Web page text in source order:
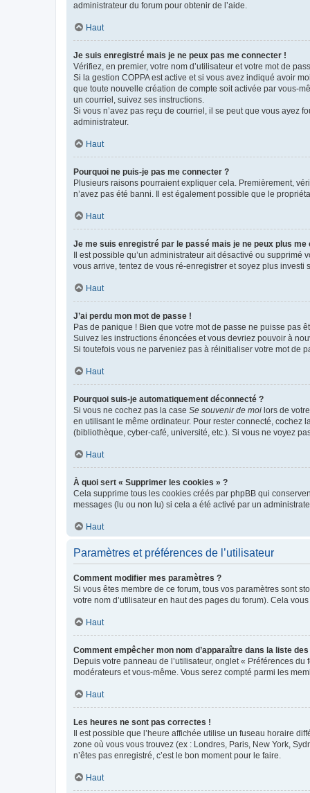
administrateur du forum pour obtenir de l’aide.
Haut
Je suis enregistré mais je ne peux pas me connecter !
Vérifiez, en premier, votre nom d’utilisateur et votre mot de
Si la gestion COPPA est active et si vous avez indiqué avoir
que toute nouvelle création de compte soit activée par vous-
un courriel, suivez ses instructions.
Si vous n’avez pas reçu de courriel, il se peut que vous ayez
administrateur.
Haut
Pourquoi ne puis-je pas me connecter ?
Plusieurs raisons pourraient expliquer cela. Premièrement,
n’avez pas été banni. Il est également possible que le
Haut
Je me suis enregistré par le passé mais je ne peux plus me
Il est possible qu’un administrateur ait désactivé ou
vous arrive, tentez de vous ré-enregistrer et soyez plus investi
Haut
J’ai perdu mon mot de passe !
Pas de panique ! Bien que votre mot de passe ne puisse pas
Suivez les instructions énoncées et vous devriez pouvoir à
Si toutefois vous ne parveniez pas à réinitialiser votre mot de
Haut
Pourquoi suis-je automatiquement déconnecté ?
Si vous ne cochez pas la case Se souvenir de moi lors de
en utilisant le même ordinateur. Pour rester connecté, cochez
(bibliothèque, cyber-café, université, etc.). Si vous ne voyez
Haut
À quoi sert « Supprimer les cookies » ?
Cela supprime tous les cookies créés par phpBB qui
messages (lu ou non lu) si cela a été activé par un
Haut
Paramètres et préférences de l’utilisateur
Comment modifier mes paramètres ?
Si vous êtes membre de ce forum, tous vos paramètres sont
votre nom d’utilisateur en haut des pages du forum). Cela
Haut
Comment empêcher mon nom d’apparaître dans la liste
Depuis votre panneau de l’utilisateur, onglet « Préférences du
modérateurs et vous-même. Vous serez compté parmi les
Haut
Les heures ne sont pas correctes !
Il est possible que l’heure affichée utilise un fuseau horaire
zone où vous vous trouvez (ex : Londres, Paris, New York,
n’êtes pas enregistré, c’est le bon moment pour le faire.
Haut